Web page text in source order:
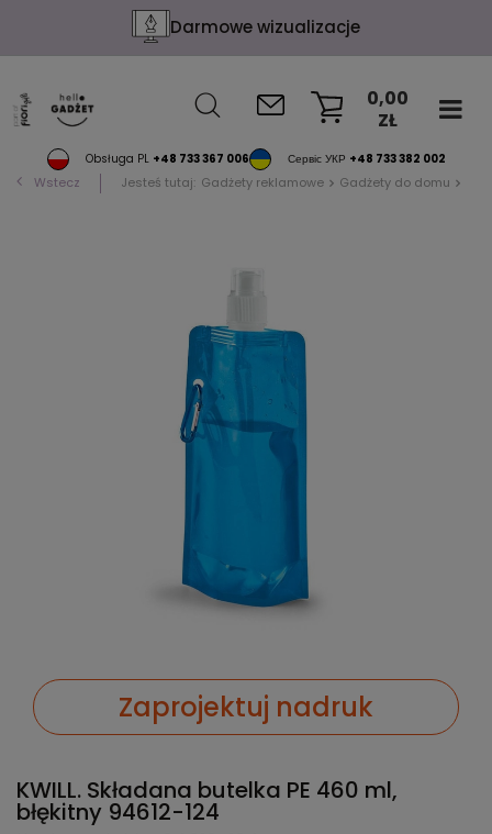
Darmowe wizualizacje
Obsługa PL +48 733 367 006 Сервіс УКР +48 733 382 002
0,00
ZŁ
Wstecz Jesteś tutaj: Gadżety reklamowe Gadżety do domu
Zaprojektuj nadruk
KWILL. Składana butelka PE 460 ml,
błękitny 94612-124